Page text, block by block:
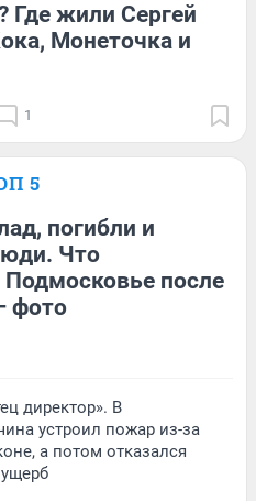
Где жили Сергей
Монеточка и
1
5
погибли и
Что
Подмосковье после
фото
директор». В
устроил пожар из-за
а потом отказался